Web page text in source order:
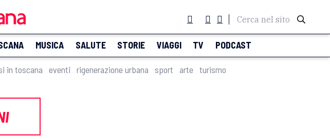
Cerca nel sito
MUSICA SALUTE STORIE VIAGGI TV PODCAST
in toscana eventi rigenerazione urbana sport arte turismo